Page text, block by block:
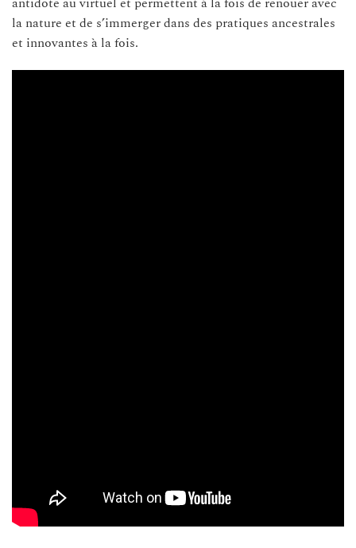
la nature et de s’immerger dans des pratiques ancestrales
et innovantes à la fois.